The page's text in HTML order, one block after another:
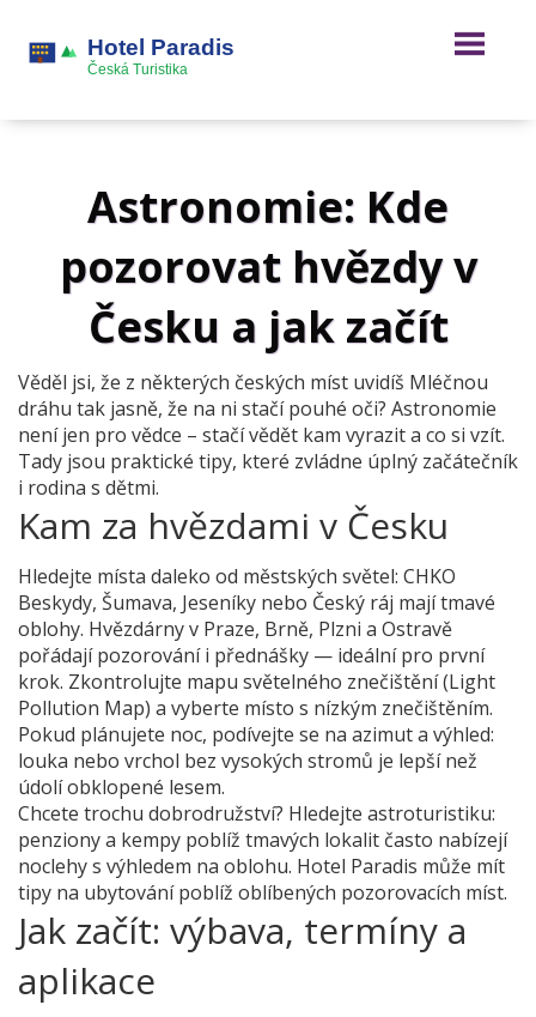
Astronomie: Kde
pozorovat hvězdy v
Česku a jak začít
Věděl jsi, že z některých českých míst uvidíš Mléčnou
dráhu tak jasně, že na ni stačí pouhé oči? Astronomie
není jen pro vědce – stačí vědět kam vyrazit a co si vzít.
Tady jsou praktické tipy, které zvládne úplný začátečník
i rodina s dětmi.
Kam za hvězdami v Česku
Hledejte místa daleko od městských světel: CHKO
Beskydy, Šumava, Jeseníky nebo Český ráj mají tmavé
oblohy. Hvězdárny v Praze, Brně, Plzni a Ostravě
pořádají pozorování i přednášky — ideální pro první
krok. Zkontrolujte mapu světelného znečištění (Light
Pollution Map) a vyberte místo s nízkým znečištěním.
Pokud plánujete noc, podívejte se na azimut a výhled:
louka nebo vrchol bez vysokých stromů je lepší než
údolí obklopené lesem.
Chcete trochu dobrodružství? Hledejte astroturistiku:
penziony a kempy poblíž tmavých lokalit často nabízejí
noclehy s výhledem na oblohu. Hotel Paradis může mít
tipy na ubytování poblíž oblíbených pozorovacích míst.
Jak začít: výbava, termíny a
aplikace